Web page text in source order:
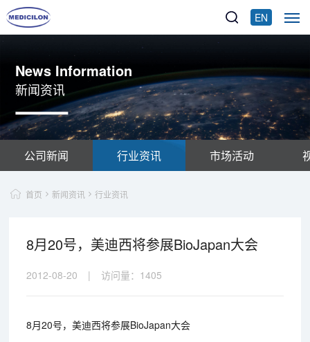
EN
News Information
新闻资讯
公司新闻 行业资讯 市场活动
首页 新闻资讯 行业资讯
8月20号，美迪西将参展BioJapan大会
2012-08-20 | 访问量： 1405
8月20号，美迪西将参展BioJapan大会